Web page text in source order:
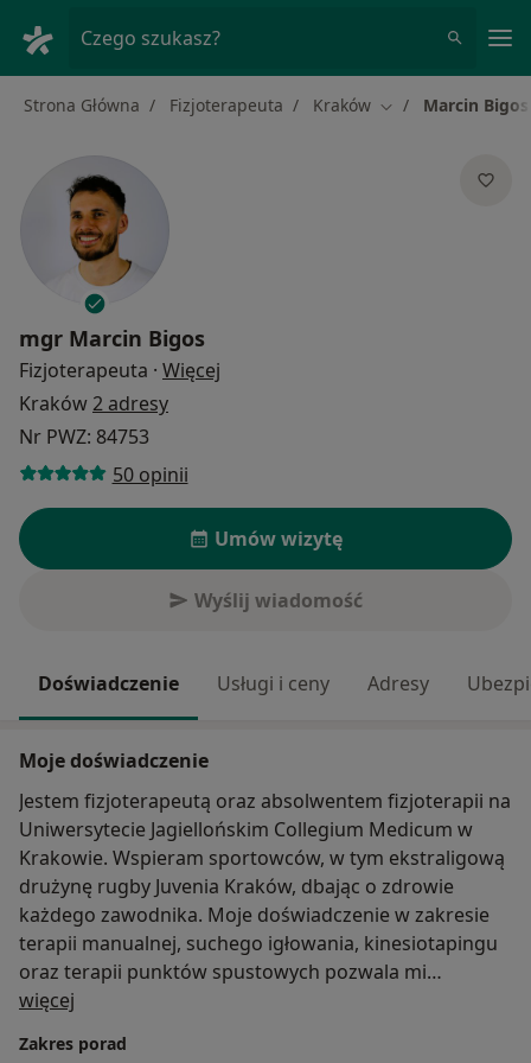
Czego szukasz?
Strona Główna Fizjoterapeuta Kraków Zmień miasto
Marcin Bigos
mgr Marcin Bigos
Fizjoterapeuta · Więcej
Kraków2 adresy
Nr PWZ: 84753
50 opinii
Umów wizytę
Wyślij wiadomość
Doświadczenie Usługi i ceny Adresy
Moje doświadczenie
Jestem fizjoterapeutą oraz absolwentem fizjoterapii na
Uniwersytecie Jagiellońskim Collegium Medicum w
Krakowie. Wspieram sportowców, w tym ekstraligową
drużynę rugby Juvenia Kraków, dbając o zdrowie
każdego zawodnika. Moje doświadczenie w zakresie
terapii manualnej, suchego igłowania, kinesiotapingu
oraz terapii punktów spustowych pozwala mi
skutecznie pomagać w rehabilitacji i powrocie do
by nieustannie podnosić swoje umiejętności i
więcej
Zakres porad